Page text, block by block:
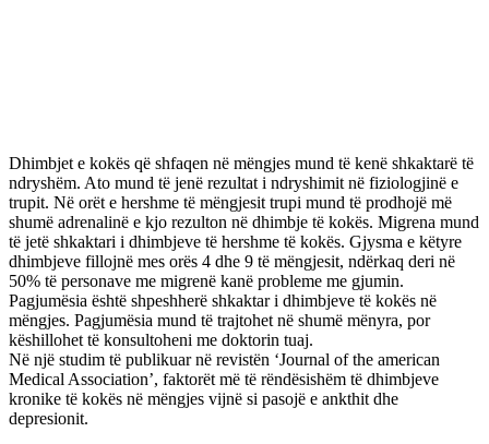
Dhimbjet e kokës që shfaqen në mëngjes mund të kenë shkaktarë të
ndryshëm. Ato mund të jenë rezultat i ndryshimit në fiziologjinë e
trupit. Në orët e hershme të mëngjesit trupi mund të prodhojë më
shumë adrenalinë e kjo rezulton në dhimbje të kokës. Migrena mund
të jetë shkaktari i dhimbjeve të hershme të kokës. Gjysma e këtyre
dhimbjeve fillojnë mes orës 4 dhe 9 të mëngjesit, ndërkaq deri në
50% të personave me migrenë kanë probleme me gjumin.
Pagjumësia është shpeshherë shkaktar i dhimbjeve të kokës në
mëngjes. Pagjumësia mund të trajtohet në shumë mënyra, por
këshillohet të konsultoheni me doktorin tuaj.
Në një studim të publikuar në revistën ‘Journal of the american
Medical Association’, faktorët më të rëndësishëm të dhimbjeve
kronike të kokës në mëngjes vijnë si pasojë e ankthit dhe
depresionit.